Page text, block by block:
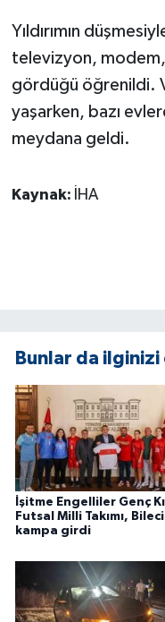
Yıldırımın
televizyon, modem,
gördüğü öğrenildi.
yaşarken, bazı
meydana geldi.
Kaynak: İHA
Bunlar da
İşitme Engelliler Genç
Futsal Milli Takımı,
kampa girdi
Kadın
KÜLTÜR SANAT
MAGAZİN
SPOR HABERLERİ
TEKNOLOJİ
Turizm
ÜLKE GÜNDEMİ
YAŞAM
YEREL